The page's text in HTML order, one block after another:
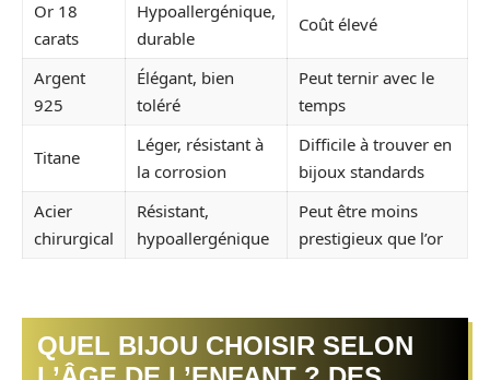
Or 18
carats
Hypoallergénique,
durable
Coût élevé
Argent
925
Élégant, bien
toléré
Peut ternir avec le
temps
Titane
Léger, résistant à
la corrosion
Difficile à trouver en
bijoux standards
Acier
chirurgical
Résistant,
hypoallergénique
Peut être moins
prestigieux que l’or
QUEL BIJOU CHOISIR SELON